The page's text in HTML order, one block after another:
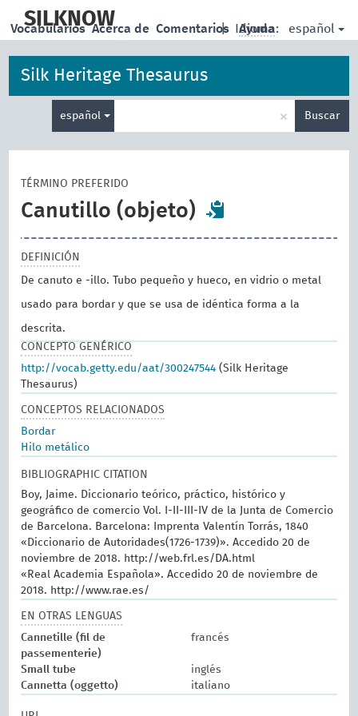
main
SILKNOW | Idioma: español
Vocabularios Acerca de Comentarios Ayuda
Silk Heritage Thesaurus
español × Buscar
TÉRMINO PREFERIDO
Canutillo (objeto)
DEFINICIÓN
De canuto e -illo. Tubo pequeño y hueco, en vidrio o metal
usado para bordar y que se usa de idéntica forma a la
descrita.
CONCEPTO GENÉRICO
http://vocab.getty.edu/aat/300247544 (Silk Heritage
Thesaurus)
CONCEPTOS RELACIONADOS
Bordar
Hilo metálico
BIBLIOGRAPHIC CITATION
Boy, Jaime. Diccionario teórico, práctico, histórico y
geográfico de comercio Vol. I-II-III-IV de la Junta de Comercio
de Barcelona. Barcelona: Imprenta Valentín Torrás, 1840
«Diccionario de Autoridades(1726-1739)». Accedido 20 de
noviembre de 2018. http://web.frl.es/DA.html
«Real Academia Española». Accedido 20 de noviembre de
2018. http://www.rae.es/
EN OTRAS LENGUAS
Cannetille (fil de
passementerie)
francés
Small tube
inglés
Cannetta (oggetto)
italiano